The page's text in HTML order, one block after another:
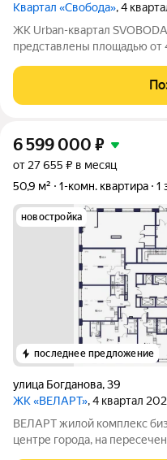
Квартал «Свобода», 4
ЖК Urban-квартал SVOBODA.
представлены площадью от
потолками до 6 метров!
6 599 000 ₽
от 27 655 ₽ в месяц
50,9 м²
1-комн. квартира 1
новостройка
последнее предложение
улица Богданова,39
ЖК «ВЕЛАРТ», 4 квартал
ВЕЛАРТ жилой комплекс
центре города, на